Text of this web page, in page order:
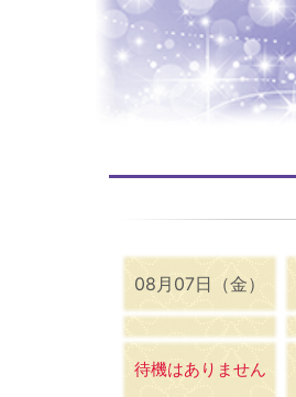
08月07日（金）
待機はありません